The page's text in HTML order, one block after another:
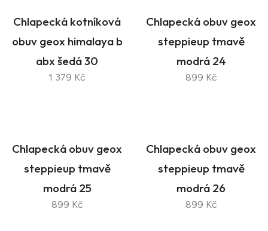
Chlapecká kotníková
obuv geox himalaya b
abx šedá 30
1 379 Kč
Chlapecká obuv geox
steppieup tmavě
modrá 24
899 Kč
Chlapecká obuv geox
steppieup tmavě
modrá 25
899 Kč
Chlapecká obuv geox
steppieup tmavě
modrá 26
899 Kč